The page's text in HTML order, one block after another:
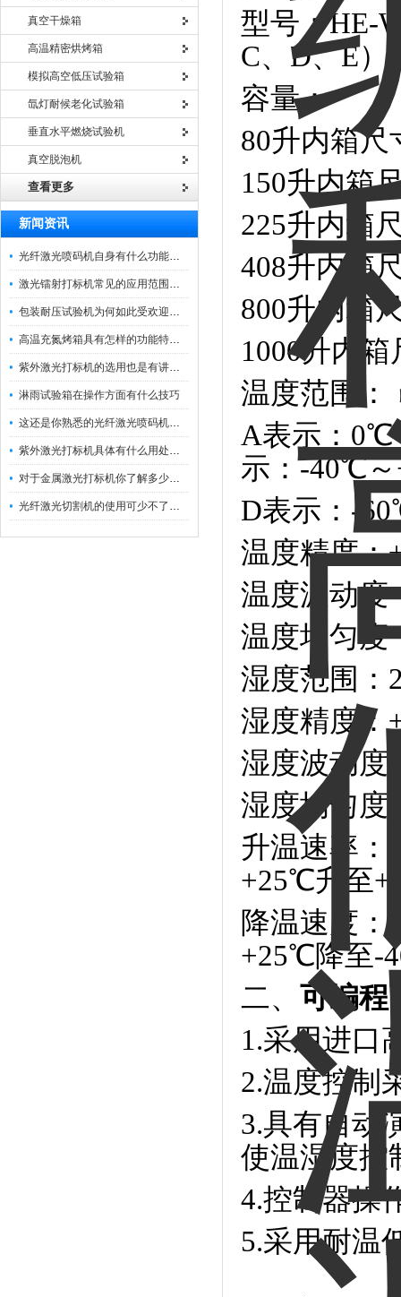
真空干燥箱
高温精密烘烤箱
模拟高空低压试验箱
氙灯耐候老化试验箱
垂直水平燃烧试验机
真空脱泡机
查看更多
新闻资讯
光纤激光喷码机自身有什么功能？不妨看看下文
激光镭射打标机常见的应用范围如下
包装耐压试验机为何如此受欢迎呢？
高温充氮烤箱具有怎样的功能特点呢？
紫外激光打标机的选用也是有讲究的
淋雨试验箱在操作方面有什么技巧
这还是你熟悉的光纤激光喷码机吗？
紫外激光打标机具体有什么用处呢？
对于金属激光打标机你了解多少呢？
光纤激光切割机的使用可少不了以下步骤
型号：HE-
C、D、E）
容量：
80升内箱尺
150升内箱
225升内箱
408升内箱
800升内箱
1000升内
温度范围：
A表示：0℃
示：-40℃
D表示：-
温度精度：
温度波动度
温度均匀度
湿度范围：
湿度精度：
湿度波动度
湿度均匀度
升温速率：
+25℃升至
降温速度
+25℃降至-
二、 可编程
1.采用进口
2.温度控制
3.具有自动
使温湿度控
4.控制器操
5.采用耐温